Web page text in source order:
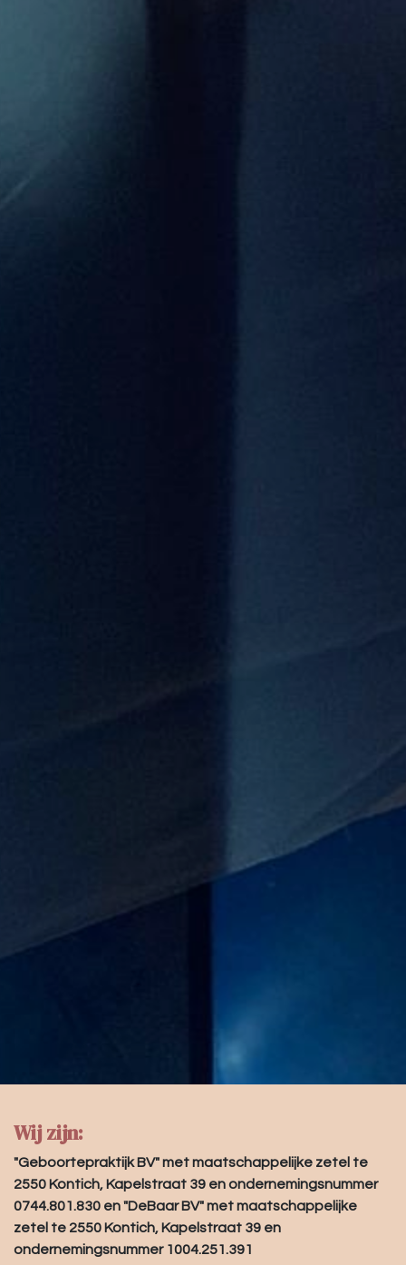
Wij zijn:
"Geboortepraktijk BV" met maatschappelijke zetel te
2550 Kontich, Kapelstraat 39 en ondernemingsnummer
0744.801.830 en "DeBaar BV" met maatschappelijke
zetel te 2550 Kontich, Kapelstraat 39 en
ondernemingsnummer 1004.251.391